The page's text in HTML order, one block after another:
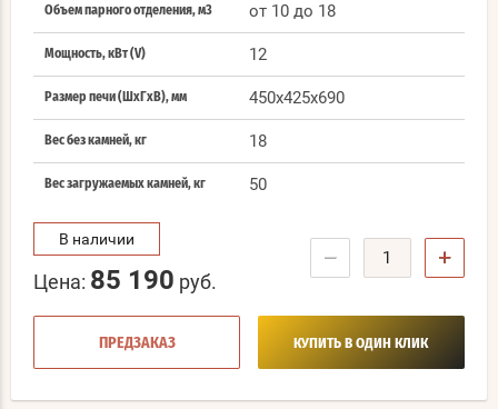
Объем парного отделения, м3 от 10 до 18
Мощность, кВт (V) 12
Размер печи (ШхГхВ), мм 450x425x690
Вес без камней, кг 18
Вес загружаемых камней, кг 50
В наличии
Цена: 85 190 руб.
− +
ПРЕДЗАКАЗ КУПИТЬ В ОДИН КЛИК